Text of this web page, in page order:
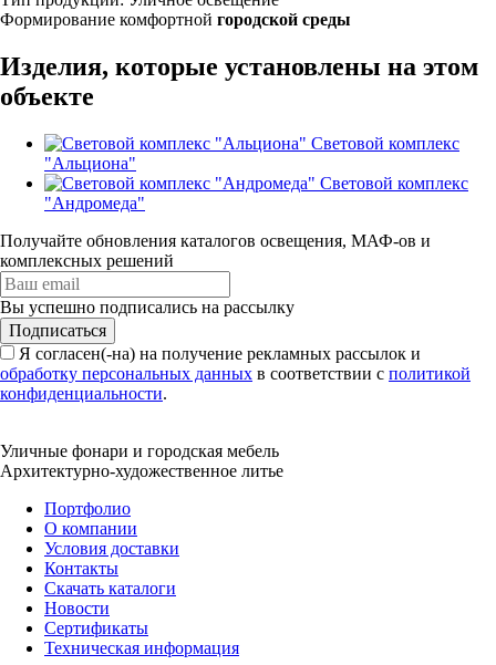
Формирование комфортной городской среды
Изделия, которые установлены на этом
объекте
Световой комплекс
"Альциона"
Световой комплекс
"Андромеда"
Получайте обновления каталогов освещения, МАФ-ов и
комплексных решений
Вы успешно подписались на рассылку
Подписаться
Я согласен(-на) на получение рекламных рассылок и
обработку персональных данных в соответствии с политикой
конфиденциальности.
Уличные фонари и городская мебель
Архитектурно-художественное литье
Портфолио
О компании
Условия доставки
Контакты
Скачать каталоги
Новости
Сертификаты
Техническая информация